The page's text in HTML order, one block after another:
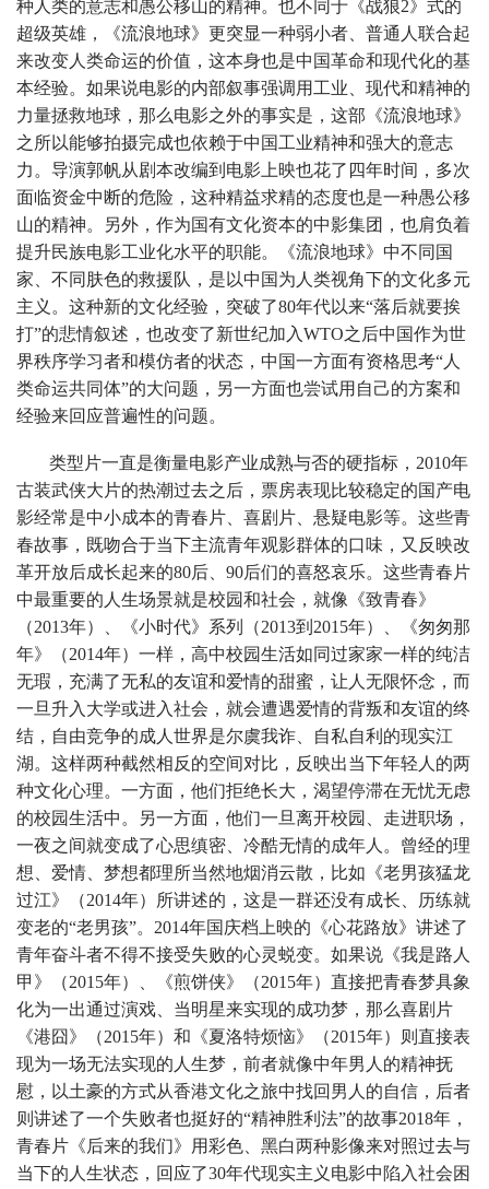
种人类的意志和愚公移山的精神。也不同于《战狼2》式的
超级英雄，《流浪地球》更突显一种弱小者、普通人联合起
来改变人类命运的价值，这本身也是中国革命和现代化的基
本经验。如果说电影的内部叙事强调用工业、现代和精神的
力量拯救地球，那么电影之外的事实是，这部《流浪地球》
之所以能够拍摄完成也依赖于中国工业精神和强大的意志
力。导演郭帆从剧本改编到电影上映也花了四年时间，多次
面临资金中断的危险，这种精益求精的态度也是一种愚公移
山的精神。另外，作为国有文化资本的中影集团，也肩负着
提升民族电影工业化水平的职能。《流浪地球》中不同国
家、不同肤色的救援队，是以中国为人类视角下的文化多元
主义。这种新的文化经验，突破了80年代以来“落后就要挨
打”的悲情叙述，也改变了新世纪加入WTO之后中国作为世
界秩序学习者和模仿者的状态，中国一方面有资格思考“人
类命运共同体”的大问题，另一方面也尝试用自己的方案和
经验来回应普遍性的问题。
类型片一直是衡量电影产业成熟与否的硬指标，2010年
古装武侠大片的热潮过去之后，票房表现比较稳定的国产电
影经常是中小成本的青春片、喜剧片、悬疑电影等。这些青
春故事，既吻合于当下主流青年观影群体的口味，又反映改
革开放后成长起来的80后、90后们的喜怒哀乐。这些青春片
中最重要的人生场景就是校园和社会，就像《致青春》
（2013年）、《小时代》系列（2013到2015年）、《匆匆那
年》（2014年）一样，高中校园生活如同过家家一样的纯洁
无瑕，充满了无私的友谊和爱情的甜蜜，让人无限怀念，而
一旦升入大学或进入社会，就会遭遇爱情的背叛和友谊的终
结，自由竞争的成人世界是尔虞我诈、自私自利的现实江
湖。这样两种截然相反的空间对比，反映出当下年轻人的两
种文化心理。一方面，他们拒绝长大，渴望停滞在无忧无虑
的校园生活中。另一方面，他们一旦离开校园、走进职场，
一夜之间就变成了心思缜密、冷酷无情的成年人。曾经的理
想、爱情、梦想都理所当然地烟消云散，比如《老男孩猛龙
过江》（2014年）所讲述的，这是一群还没有成长、历练就
变老的“老男孩”。2014年国庆档上映的《心花路放》讲述了
青年奋斗者不得不接受失败的心灵蜕变。如果说《我是路人
甲》（2015年）、《煎饼侠》（2015年）直接把青春梦具象
化为一出通过演戏、当明星来实现的成功梦，那么喜剧片
《港囧》（2015年）和《夏洛特烦恼》（2015年）则直接表
现为一场无法实现的人生梦，前者就像中年男人的精神抚
慰，以土豪的方式从香港文化之旅中找回男人的自信，后者
则讲述了一个失败者也挺好的“精神胜利法”的故事2018年，
青春片《后来的我们》用彩色、黑白两种影像来对照过去与
当下的人生状态，回应了30年代现实主义电影中陷入社会困